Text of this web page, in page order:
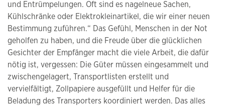
und Entrümpelungen. Oft sind es nagelneue Sachen,
Kühlschränke oder Elektrokleinartikel, die wir einer neuen
Bestimmung zuführen.“ Das Gefühl, Menschen in der Not
geholfen zu haben, und die Freude über die glücklichen
Gesichter der Empfänger macht die viele Arbeit, die dafür
nötig ist, vergessen: Die Güter müssen eingesammelt und
zwischengelagert, Transportlisten erstellt und
vervielfältigt, Zollpapiere ausgefüllt und Helfer für die
Beladung des Transporters koordiniert werden. Das alles